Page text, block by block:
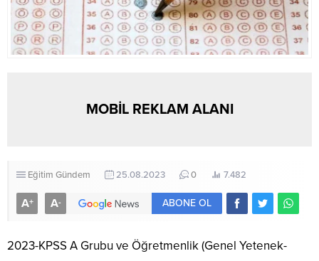
MOBİL REKLAM ALANI
Eğitim Gündem 25.08.2023 0 7.482
A+ A- ABONE OL
2023-KPSS A Grubu ve Öğretmenlik (Genel Yetenek-